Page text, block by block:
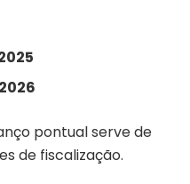
pontual serve de
de fiscalização.